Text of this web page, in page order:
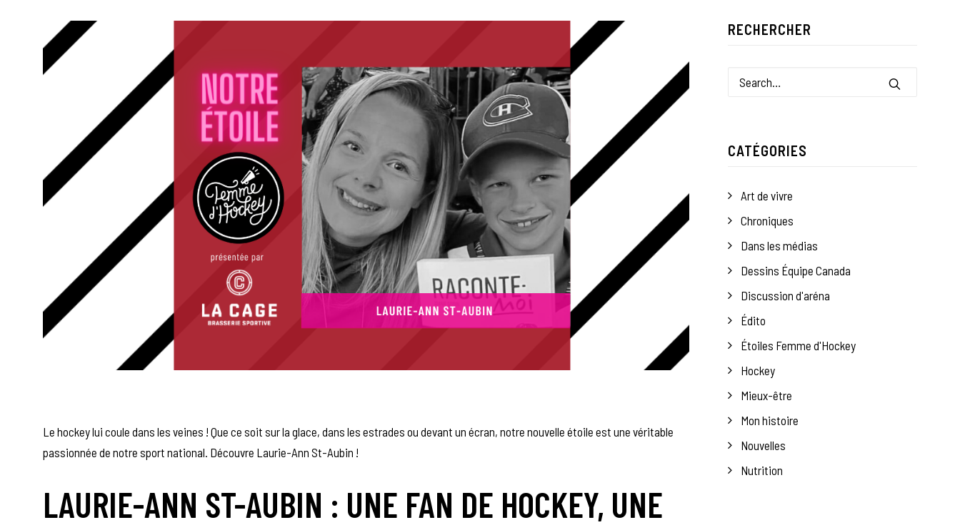
Le hockey lui coule dans les veines ! Que ce soit sur la glace, dans les estrades ou devant un écran, notre nouvelle étoile est une véritable
passionnée de notre sport national. Découvre Laurie-Ann St-Aubin !
LAURIE-ANN ST-AUBIN : UNE FAN DE HOCKEY, UNE
RECHERCHER
CATÉGORIES
Art de vivre
Chroniques
Dans les médias
Dessins Équipe Canada
Discussion d'aréna
Édito
Étoiles Femme d'Hockey
Hockey
Mieux-être
Mon histoire
Nouvelles
Nutrition